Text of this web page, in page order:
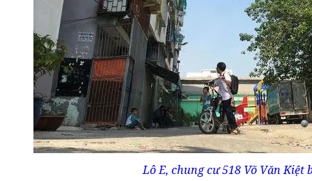
Lô E, chung cư 518 Võ Văn Kiệt